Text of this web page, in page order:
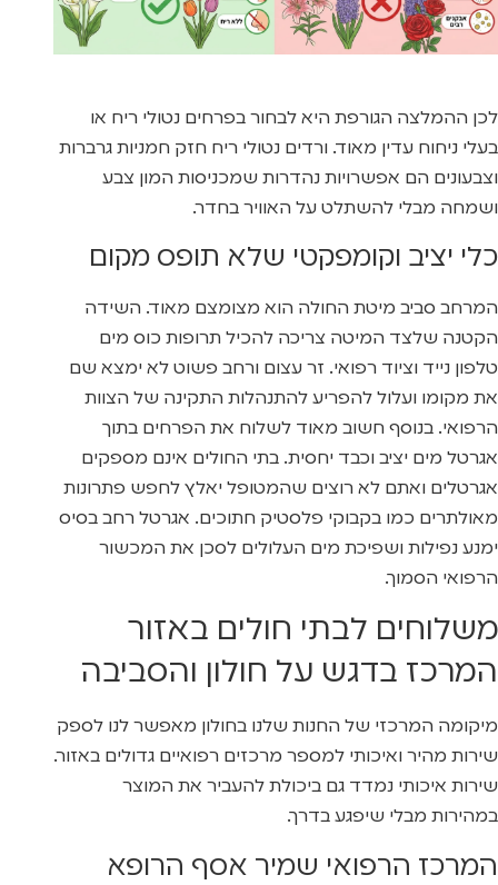
לכן ההמלצה הגורפת היא לבחור בפרחים נטולי ריח או
בעלי ניחוח עדין מאוד. ורדים נטולי ריח חזק חמניות גרברות
וצבעונים הם אפשרויות נהדרות שמכניסות המון צבע
ושמחה מבלי להשתלט על האוויר בחדר.
כלי יציב וקומפקטי שלא תופס מקום
המרחב סביב מיטת החולה הוא מצומצם מאוד. השידה
הקטנה שלצד המיטה צריכה להכיל תרופות כוס מים
טלפון נייד וציוד רפואי. זר עצום ורחב פשוט לא ימצא שם
את מקומו ועלול להפריע להתנהלות התקינה של הצוות
הרפואי. בנוסף חשוב מאוד לשלוח את הפרחים בתוך
אגרטל מים יציב וכבד יחסית. בתי החולים אינם מספקים
אגרטלים ואתם לא רוצים שהמטופל יאלץ לחפש פתרונות
מאולתרים כמו בקבוקי פלסטיק חתוכים. אגרטל רחב בסיס
ימנע נפילות ושפיכת מים העלולים לסכן את המכשור
הרפואי הסמוך.
משלוחים לבתי חולים באזור
המרכז בדגש על חולון והסביבה
מיקומה המרכזי של החנות שלנו בחולון מאפשר לנו לספק
שירות מהיר ואיכותי למספר מרכזים רפואיים גדולים באזור.
שירות איכותי נמדד גם ביכולת להעביר את המוצר
במהירות מבלי שיפגע בדרך.
המרכז הרפואי שמיר אסף הרופא